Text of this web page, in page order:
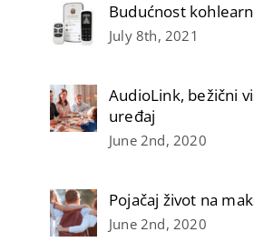
Budućnost
July 8th, 2021
AudioLink, bežični
uređaj
June 2nd, 2020
Pojačaj život na
June 2nd, 2020